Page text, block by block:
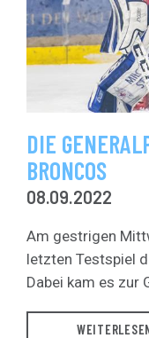
DIE
BRONCOS
08.09.2022
Am gestrigen
letzten Testspiel
Dabei kam es zur